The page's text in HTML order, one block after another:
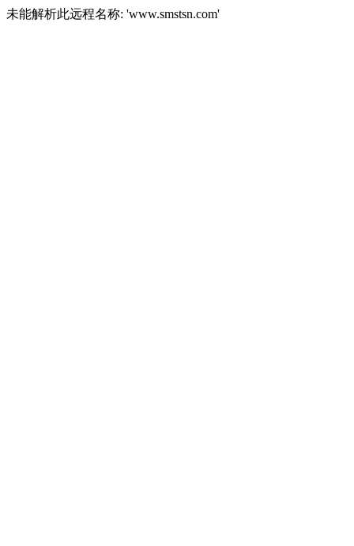
未能解析此远程名称: 'www.smstsn.com'